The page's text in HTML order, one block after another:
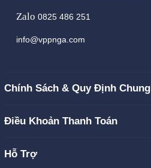
Zalo 0825 486 251
info@vppnga.com
Chính Sách & Quy Định Chung
Điều Khoản Thanh Toán
Hỗ Trợ